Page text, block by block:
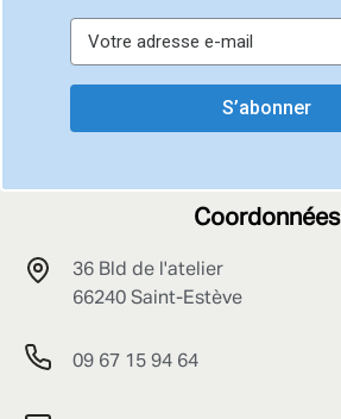
S’abonner
Coordonnées
36 Bld de l'atelier
66240 Saint-Estève
09 67 15 94 64